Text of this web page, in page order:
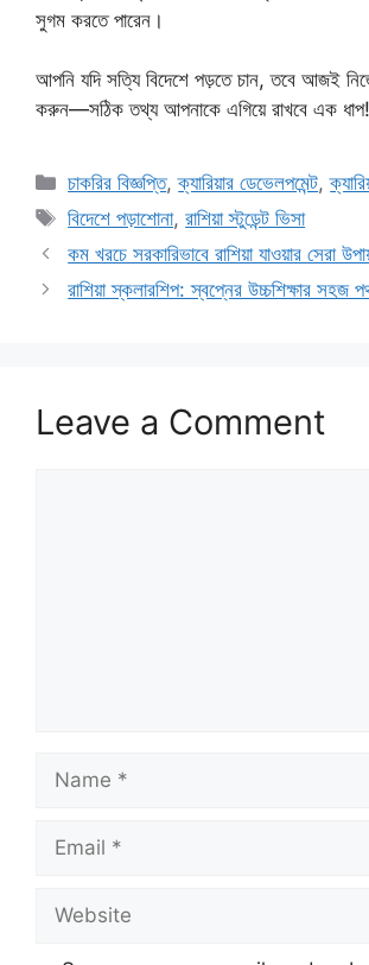
সুগম করতে পারেন।
আপনি যদি সত্যি বিদেশে পড়তে চান, তবে আজই
করুন—সঠিক তথ্য আপনাকে এগিয়ে রাখবে এক ধাপ!
Categories
চাকরির বিজ্ঞপ্তি,ক্যারিয়ার ডেভেলপমেন্ট,
Tags
বিদেশে পড়াশোনা,রাশিয়া স্টুডেন্ট ভিসা
কম খরচে সরকারিভাবে রাশিয়া যাওয়ার সেরা
রাশিয়া স্কলারশিপ: স্বপ্নের উচ্চশিক্ষার সহজ
Leave a Comment
Name
Email
Website